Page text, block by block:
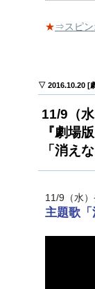
★⇒スピン
▽ 2016.10.20 [
11/9（
『劇場
「消え
11/9（水
主題歌